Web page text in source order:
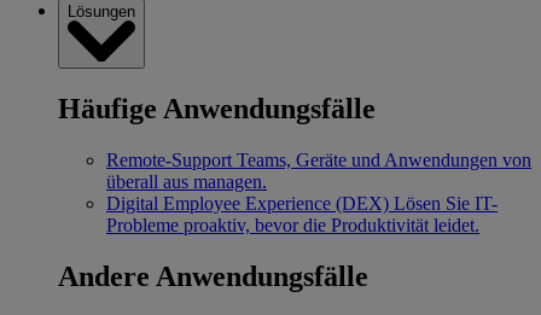
Lösungen
Häufige Anwendungsfälle
Remote-Support Teams, Geräte und Anwendungen von
überall aus managen.
Digital Employee Experience (DEX) Lösen Sie IT-
Probleme proaktiv, bevor die Produktivität leidet.
Andere Anwendungsfälle